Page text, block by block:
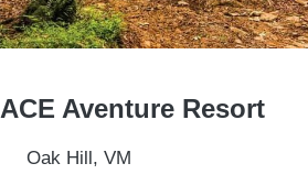
ACE Aventure Resort
Oak Hill, VM